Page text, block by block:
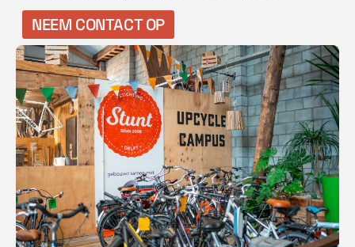
NEEM CONTACT OP